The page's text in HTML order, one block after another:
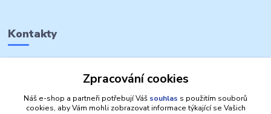
Kontakty
Zpracování cookies
Náš e-shop a partneři potřebují Váš souhlas s použitím souborů
cookies, aby Vám mohli zobrazovat informace týkající se Vašich